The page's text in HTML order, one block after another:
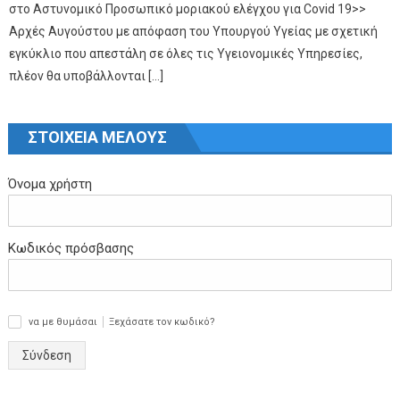
στο Αστυνομικό Προσωπικό μοριακού ελέγχου για Covid 19>>
Αρχές Αυγούστου με απόφαση του Υπουργού Υγείας με σχετική
εγκύκλιο που απεστάλη σε όλες τις Υγειονομικές Υπηρεσίες,
πλέον θα υποβάλλονται […]
ΣΤΟΙΧΕΙΑ ΜΕΛΟΥΣ
Όνομα χρήστη
Κωδικός πρόσβασης
να με θυμάσαι Ξεχάσατε τον κωδικό?
Σύνδεση